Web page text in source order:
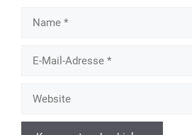
Mail-